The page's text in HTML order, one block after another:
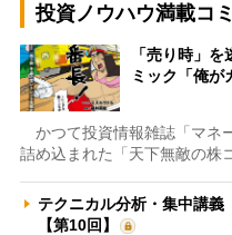
投資ノウハウ満載コ
「売り時」
ミック「俺が
かつて投資情報雑誌「マネ
詰め込まれた「天下無敵の株
テクニカル分析・集中講
【第10回】